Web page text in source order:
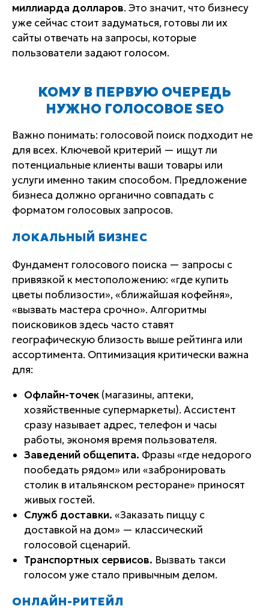
миллиарда долларов. Это значит, что бизнесу
уже сейчас стоит задуматься, готовы ли их
сайты отвечать на запросы, которые
пользователи задают голосом.
КОМУ В ПЕРВУЮ ОЧЕРЕДЬ
НУЖНО ГОЛОСОВОЕ SEO
Важно понимать: голосовой поиск подходит не
для всех. Ключевой критерий — ищут ли
потенциальные клиенты ваши товары или
услуги именно таким способом. Предложение
бизнеса должно органично совпадать с
форматом голосовых запросов.
ЛОКАЛЬНЫЙ БИЗНЕС
Фундамент голосового поиска — запросы с
привязкой к местоположению: «где купить
цветы поблизости», «ближайшая кофейня»,
«вызвать мастера срочно». Алгоритмы
поисковиков здесь часто ставят
географическую близость выше рейтинга или
ассортимента. Оптимизация критически важна
для:
Офлайн-точек (магазины, аптеки,
хозяйственные супермаркеты). Ассистент
сразу называет адрес, телефон и часы
работы, экономя время пользователя.
Заведений общепита. Фразы «где недорого
пообедать рядом» или «забронировать
столик в итальянском ресторане» приносят
живых гостей.
Служб доставки. «Заказать пиццу с
доставкой на дом» — классический
голосовой сценарий.
Транспортных сервисов. Вызвать такси
голосом уже стало привычным делом.
ОНЛАЙН-РИТЕЙЛ